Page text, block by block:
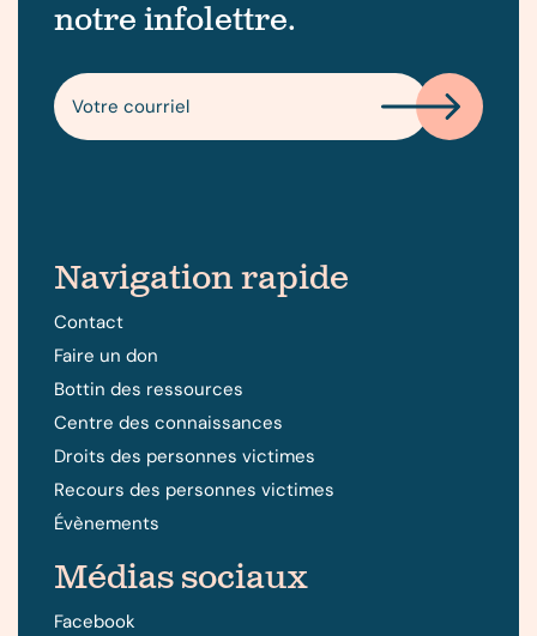
notre infolettre.
Navigation rapide
Contact
Faire un don
Bottin des ressources
Centre des connaissances
Droits des personnes victimes
Recours des personnes victimes
Évènements
Médias sociaux
Facebook